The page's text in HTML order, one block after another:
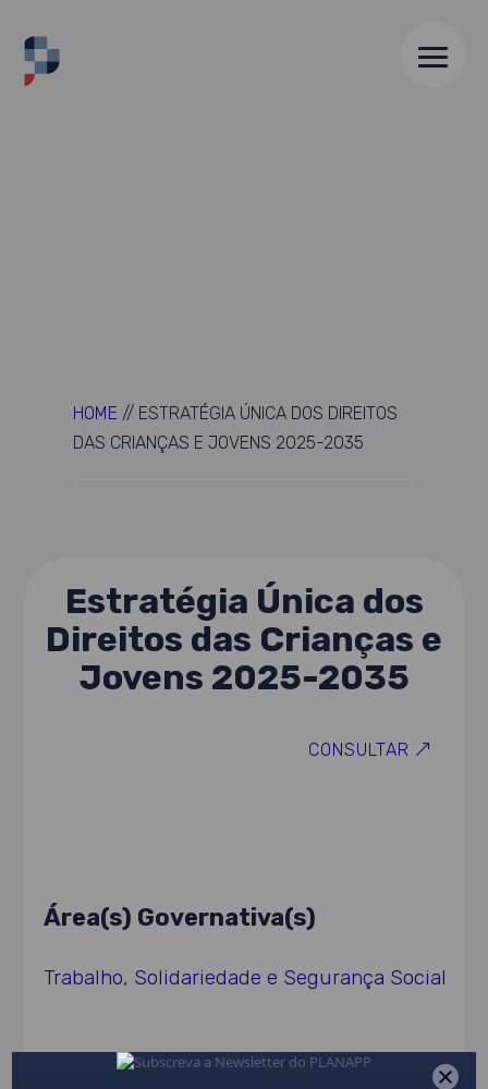
HOME // ESTRATÉGIA ÚNICA DOS DIREITOS
DAS CRIANÇAS E JOVENS 2025-2035
Estratégia Única dos
Direitos das Crianças e
Jovens 2025-2035
CONSULTAR
Área(s) Governativa(s)
Trabalho, Solidariedade e Segurança Social
Ato Normativo